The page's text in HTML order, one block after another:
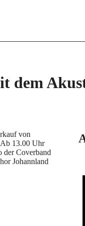
dem
von
Ab 13.00 Uhr
der Coverband
Johannland